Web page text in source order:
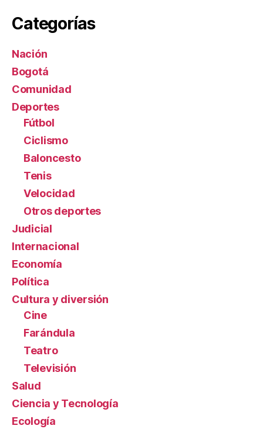
Categorías
Nación
Bogotá
Comunidad
Deportes
Fútbol
Ciclismo
Baloncesto
Tenis
Velocidad
Otros deportes
Judicial
Internacional
Economía
Política
Cultura y diversión
Cine
Farándula
Teatro
Televisión
Salud
Ciencia y Tecnología
Ecología